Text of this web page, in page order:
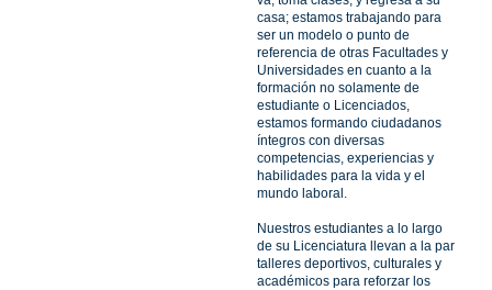
casa; estamos trabajando para
ser un modelo o punto de
referencia de otras Facultades y
Universidades en cuanto a la
formación no solamente de
estudiante o Licenciados,
estamos formando ciudadanos
íntegros con diversas
competencias, experiencias y
habilidades para la vida y el
mundo laboral.
Nuestros estudiantes a lo largo
de su Licenciatura llevan a la par
talleres deportivos, culturales y
académicos para reforzar los